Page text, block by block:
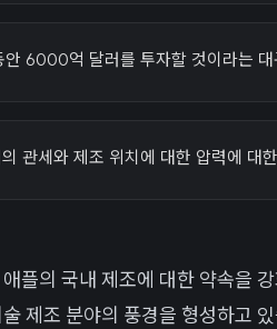
6000억 달러를 투자할 것이라는
관세와 제조 위치에 대한 압력에 대
플의 국내 제조에 대한 약속을
제조 분야의 풍경을 형성하고